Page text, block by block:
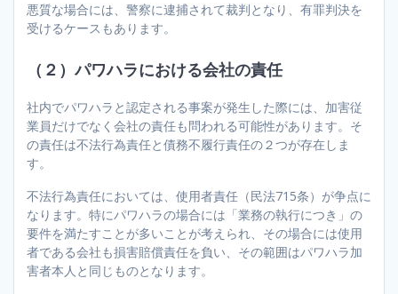
悪質な場合には、警察に逮捕されて裁判となり、有罪判決を
受けるケースもあります。
（２）パワハラにおける会社の責任
社内でパワハラと認定される事案が発生した際には、加害従
業員だけでなく会社の責任も問われる可能性があります。そ
の責任は不法行為責任と債務不履行責任の２つが存在しま
す。
不法行為責任においては、使用者責任（民法715条）が争点に
なります。特にパワハラの場合には「業務の執行につき」の
要件を満たすことが多いことが考えられ、その場合には使用
者である会社も損害賠償責任を負い、その範囲はパワハラ加
害者本人と同じものとなります。